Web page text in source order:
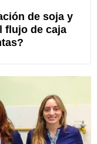
de soja y
flujo de caja